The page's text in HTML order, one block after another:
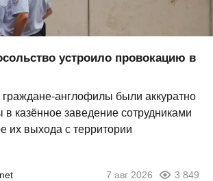
устроило провокацию в
граждане-англофилы были аккуратно
казённое заведение сотрудниками
их выхода с территории
7 авг 2026 3 849